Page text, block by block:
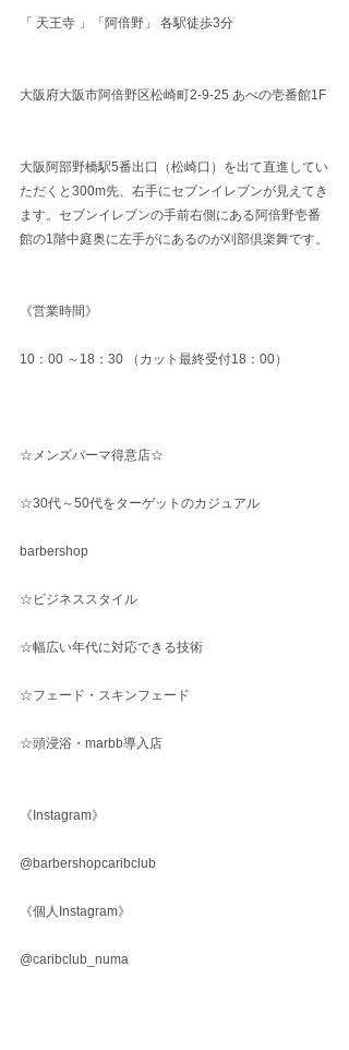
「 天王寺 」「阿倍野」 各駅徒歩3分
大阪府大阪市阿倍野区松崎町2-9-25 あべの壱番館1F
大阪阿部野橋駅5番出口（松崎口）を出て直進してい
ただくと300m先、右手にセブンイレブンが見えてき
ます。セブンイレブンの手前右側にある阿倍野壱番
館の1階中庭奥に左手がにあるのが刈部倶楽舞です。
《営業時間》
10：00 ～18：30 （カット最終受付18：00）
☆メンズパーマ得意店☆
☆30代～50代をターゲットのカジュアル
barbershop
☆ビジネススタイル
☆幅広い年代に対応できる技術
☆フェード・スキンフェード
☆頭浸浴・marbb導入店
《Instagram》
@barbershopcaribclub
《個人Instagram》
@caribclub_numa